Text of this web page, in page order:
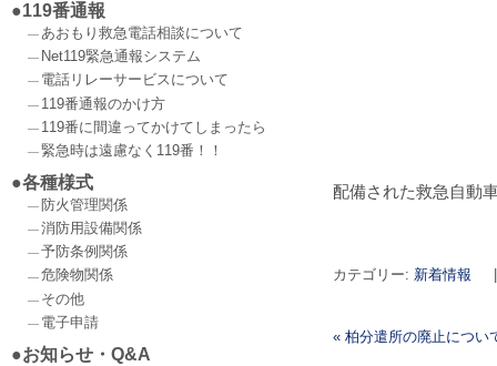
配備された救急自動
カテゴリー: 新着情報
« 柏分遣所の廃止につい
119番通報
あおもり救急電話相談について
Net119緊急通報システム
電話リレーサービスについて
119番通報のかけ方
119番に間違ってかけてしまったら
緊急時は遠慮なく119番！！
各種様式
防火管理関係
消防用設備関係
予防条例関係
危険物関係
その他
電子申請
お知らせ・Q&A